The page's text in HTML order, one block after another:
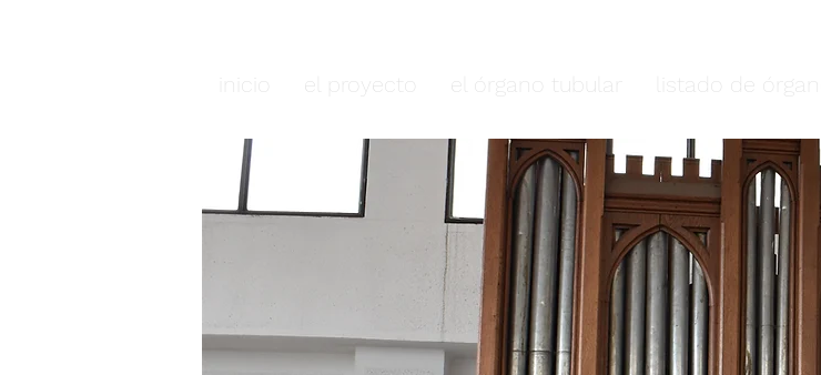
el proyecto el órgano tubular listado de